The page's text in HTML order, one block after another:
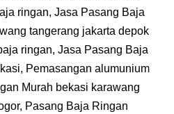
ringan, Jasa Pasang Baja
tangerang jakarta depok
ringan, Jasa Pasang Baja
Pemasangan alumunium
Murah bekasi karawang
Pasang Baja Ringan